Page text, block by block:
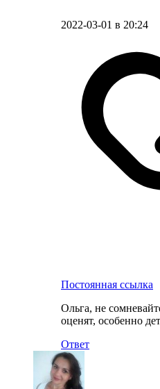
2022-03-01 в 20:24
Постоянная ссылка
Ольга, не
оценят, особенно
Ответ